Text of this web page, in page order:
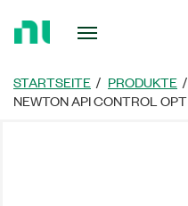
zur
STARTSEITE PRODUKTE
NEWTON API CONTROL